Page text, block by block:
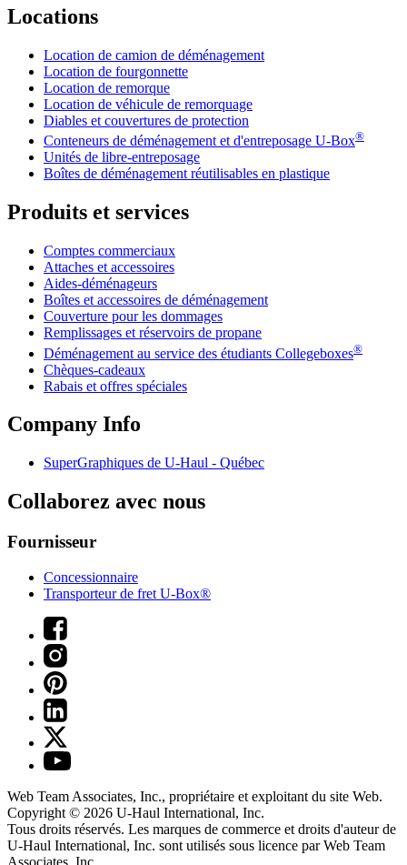
Locations
Location de camion de déménagement
Location de fourgonnette
Location de remorque
Location de véhicule de remorquage
Diables et couvertures de protection
Conteneurs de déménagement et d'entreposage U-Box®
Unités de libre-entreposage
Boîtes de déménagement réutilisables en plastique
Produits et services
Comptes commerciaux
Attaches et accessoires
Aides-déménageurs
Boîtes et accessoires de déménagement
Couverture pour les dommages
Remplissages et réservoirs de propane
Déménagement au service des étudiants Collegeboxes®
Chèques-cadeaux
Rabais et offres spéciales
Company Info
SuperGraphiques de U-Haul - Québec
Collaborez avec nous
Fournisseur
Concessionnaire
Transporteur de fret U-Box®
Web Team Associates, Inc., propriétaire et exploitant du site Web.
Copyright © 2026 U-Haul International, Inc.
Tous droits réservés. Les marques de commerce et droits d'auteur de
U-Haul International, Inc. sont utilisés sous licence par Web Team
Associates, Inc.